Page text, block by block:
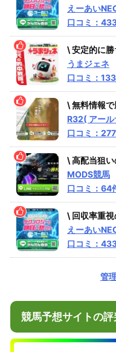
えーあい
口コミ：
\ 安定的に
うまジェネ
口コミ：
\ 無料情報
R32( アー
口コミ：
\ 高配当狙
MODS競馬
口コミ：64
\ 回収率重
えーあい
口コミ：
管
競馬予想サイトの